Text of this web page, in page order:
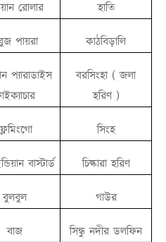
রোলার হাতি
পায়রা কাঠবিড়ালি
প্যারাডাইস
বরসিংহা ( জলা
হরিণ )
সিংহ
বাস্টার্ড চিল্কারা হরিণ
বুলবুল গাউর
বাজ সিন্ধু নদীর ডলফিন